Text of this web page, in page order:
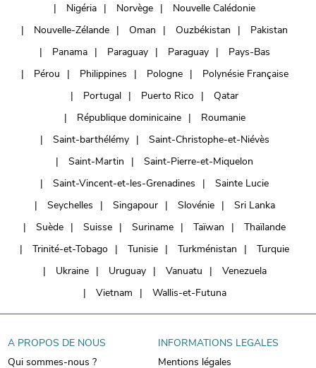
Nigéria
Norvège
Nouvelle Calédonie
Nouvelle-Zélande
Oman Ouzbékistan
Pakistan
Panama
Paraguay Paraguay
Pays-Bas
Pérou
Philippines Pologne
Polynésie Française
Portugal
Puerto Rico
Qatar
République dominicaine
Roumanie
Saint-barthélémy
Saint-Christophe-et-Niévès
Saint-Martin
Saint-Pierre-et-Miquelon
Saint-Vincent-et-les-Grenadines
Sainte Lucie
Seychelles
Singapour Slovénie
Sri Lanka
Suède
Suisse Suriname Taïwan
Thaïlande
Trinité-et-Tobago
Tunisie Turkménistan
Turquie
Ukraine
Uruguay Vanuatu
Venezuela
Vietnam
Wallis-et-Futuna
A PROPOS DE NOUS
Qui sommes-nous ?
INFORMATIONS LEGALES
Mentions légales